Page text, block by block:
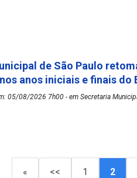
de São Paulo
anos iniciais e finais do
05/08/2026 7h00 - em Secretaria
« << 1 2